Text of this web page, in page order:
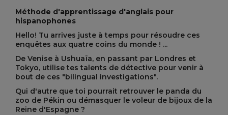
Méthode d'apprentissage d'anglais pour
hispanophones
Hello! Tu arrives juste à temps pour résoudre ces
enquêtes aux quatre coins du monde ! ...
De Venise à Ushuaïa, en passant par Londres et
Tokyo, utilise tes talents de détective pour venir à
bout de ces "bilingual investigations".
Qui d'autre que toi pourrait retrouver le panda du
zoo de Pékin ou démasquer le voleur de bijoux de la
Reine d'Espagne ?